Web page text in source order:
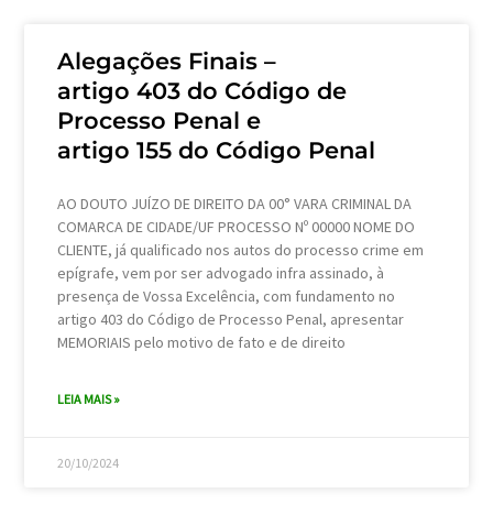
Alegações Finais –
artigo 403 do Código de
Processo Penal e
artigo 155 do Código Penal
AO DOUTO JUÍZO DE DIREITO DA 00° VARA CRIMINAL DA
COMARCA DE CIDADE/UF PROCESSO Nº 00000 NOME DO
CLIENTE, já qualificado nos autos do processo crime em
epígrafe, vem por ser advogado infra assinado, à
presença de Vossa Excelência, com fundamento no
artigo 403 do Código de Processo Penal, apresentar
MEMORIAIS pelo motivo de fato e de direito
LEIA MAIS »
20/10/2024